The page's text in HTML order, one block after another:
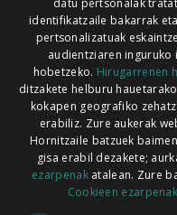
HONI BURUZ
datu pertsonalak
identifikatzaile bakarrak
pertsonalizatuak
audientziaren
hobetzeko. Hirugarrenen
ditzakete helburu
kokapen geografiko
erabiliz. Zure aukerak
Hornitzaile batzuek
gisa erabil dezakete;
ezarpenakatalean. Zure
Cookieen ezarpenak